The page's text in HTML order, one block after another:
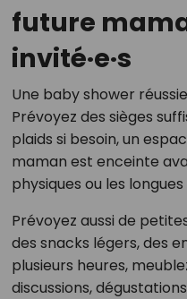
future
invité·e·s
Une baby shower
Prévoyez des sièges
plaids si besoin, un
maman est enceinte
physiques ou les
Prévoyez aussi de
des snacks légers, des
plusieurs heures,
discussions,